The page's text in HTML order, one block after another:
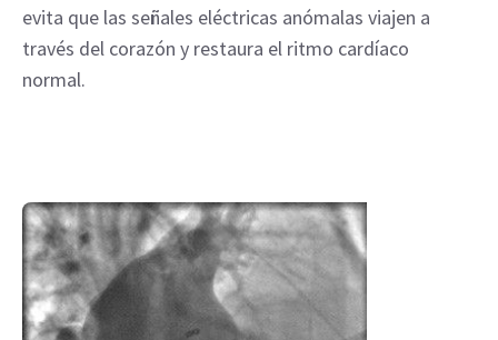
evita que las señales eléctricas anómalas viajen a
través del corazón y restaura el ritmo cardíaco
normal.